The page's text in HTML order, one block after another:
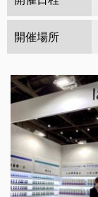
開催場所